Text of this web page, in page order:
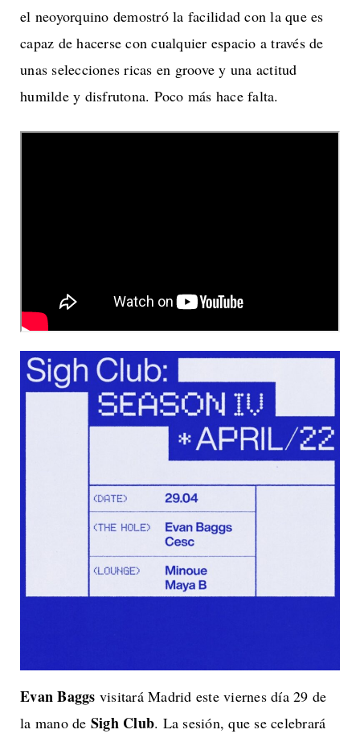
el neoyorquino demostró la facilidad con la que es
capaz de hacerse con cualquier espacio a través de
unas selecciones ricas en groove y una actitud
humilde y disfrutona. Poco más hace falta.
Evan Baggs visitará Madrid este viernes día 29 de
la mano de Sigh Club. La sesión, que se celebrará